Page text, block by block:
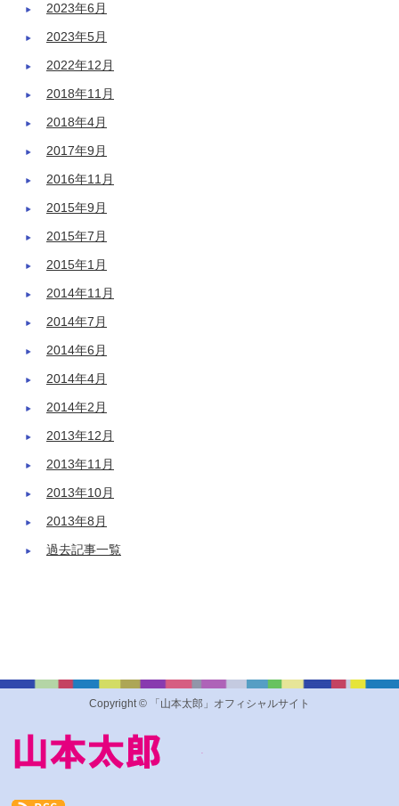
2023年6月
2023年5月
2022年12月
2018年11月
2018年4月
2017年9月
2016年11月
2015年9月
2015年7月
2015年1月
2014年11月
2014年7月
2014年6月
2014年4月
2014年2月
2013年12月
2013年11月
2013年10月
2013年8月
過去記事一覧
Copyright © 「山本太郎」オフィシャルサイト